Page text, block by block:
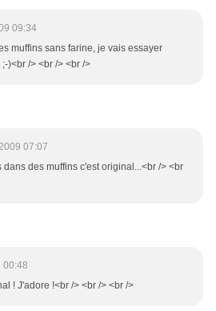
09:34
muffins sans farine, je vais essayer
)<br /> <br /> <br />
07:07
dans des muffins c'est original...<br /> <br
00:48
! J'adore !<br /> <br /> <br />